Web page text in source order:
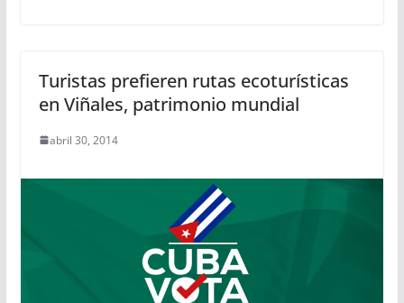
Turistas prefieren rutas ecoturísticas
en Viñales, patrimonio mundial
abril 30, 2014